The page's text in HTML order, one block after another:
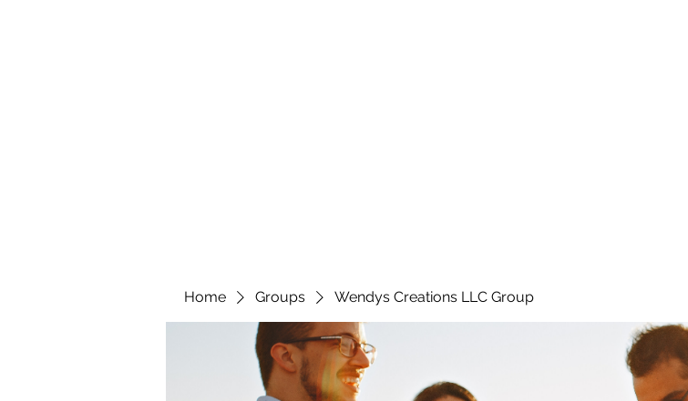
Home Groups Wendys Creations LLC Group